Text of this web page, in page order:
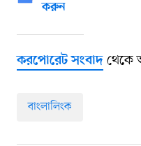
করুন
করপোরেট সংবাদথেকে
বাংলালিংক